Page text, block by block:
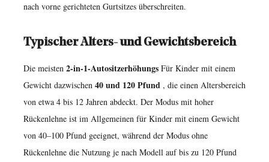
ist
Wichtige
Sie
einer
nach vorne gerichteten Gurtsitzes überschreiten.
Typischer Alters- und Gewichtsbereich
Die meisten 2-in-1-Autositzerhöhungs Für Kinder mit einem
Gewicht dazwischen 40 und 120 Pfund , die einen Altersbereich
von etwa 4 bis 12 Jahren abdeckt. Der Modus mit hoher
Rückenlehne ist im Allgemeinen für Kinder mit einem Gewicht
von 40–100 Pfund geeignet, während der Modus ohne
Rückenlehne die Nutzung je nach Modell auf bis zu 120 Pfund